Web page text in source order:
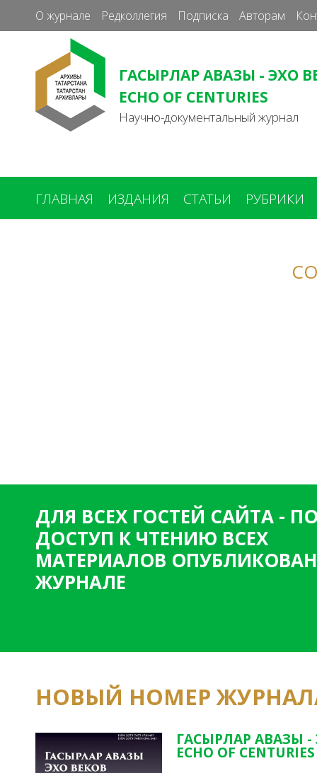
О журнале Редколлегия Подписка Авторам
ГАСЫРЛАР АВАЗЫ - ЭХО
ECHO OF CENTURIES
Научно-документальный журнал
ГЛАВНАЯ ИЗДАНИЯ СТАТЬИ РУБРИКИ
ДЛЯ ВСЕХ ГОСТЕЙ САЙТА -
ДОСТУП К ЧТЕНИЮ ВСЕХ
МАТЕРИАЛОВ
ЖУРНАЛЕ
НОВЫЙ НОМЕР
ГАСЫРЛАР АВАЗЫ -
ECHO OF